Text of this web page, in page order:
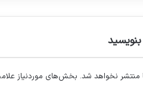
منتشر نخواهد شد. بخش‌های موردنیاز